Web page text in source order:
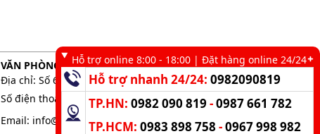
VĂN PHÒNG GIAO DỊCH TẠI TP. HCM
Địa chỉ: Số 6 kênh 19/5, Phường Tân Sơn Nhì, TP. HCM
Số điện thoại:
0983 898 758 -0982 090 819
Email: info@kumisai.vn
Hỗ trợ online 8:00 - 18:00 | Đặt hàng online 24/24
Hỗ trợ nhanh 24/24:0982090819
TP.HN:0982 090 819 -0987 661 782
TP.HCM:0983 898 758 -0967 998 982